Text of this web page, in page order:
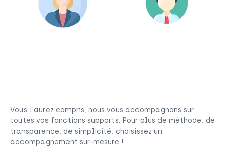
Vous l'aurez compris, nous vous accompagnons sur
toutes vos fonctions supports. Pour plus de méthode, de
transparence, de simplicité, choisissez un
accompagnement sur-mesure !